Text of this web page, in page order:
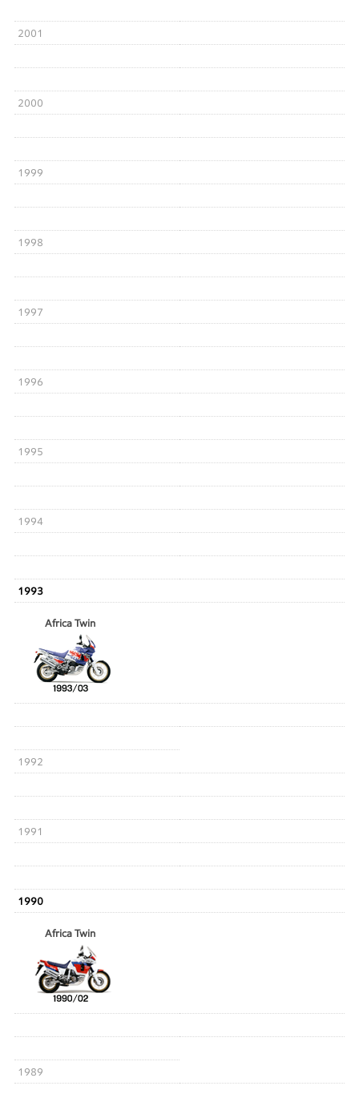
2001
2000
1999
1998
1997
1996
1995
1994
1993
Africa Twin
1992
1991
1990
Africa Twin
1989